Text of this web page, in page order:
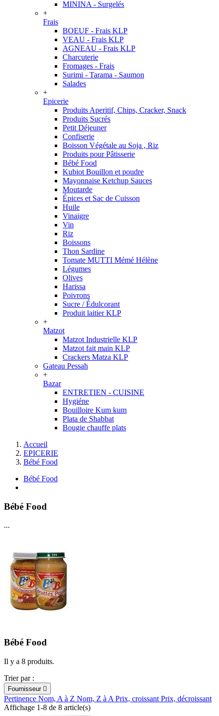
MININA - Surgelés
+
Frais
BOEUF - Frais KLP
VEAU - Frais KLP
AGNEAU - Frais KLP
Charcuterie
Fromages - Frais
Surimi - Tarama - Saumon
Salades
+
Epicerie
Produits Aperitif, Chips, Cracker, Snack
Produits Sucrés
Petit Déjeuner
Confiserie
Boisson Végétale au Soja , Riz
Produits pour Pâtisserie
Bébé Food
Kubiot Bouillon et poudre
Mayonnaise Ketchup Sauces
Moutarde
Épices et Sac de Cuisson
Huile
Vinaigre
Vin
Riz
Boissons
Thon Sardine
Tomate MUTTI Mémé Hélène
Légumes
Olives
Harissa
Poivrons
Sucre / Édulcorant
Produit laitier KLP
+
Matzot
Matzot Industrielle KLP
Matzot fait main KLP
Crackers Matza KLP
Gateau Pessah
+
Bazar
ENTRETIEN - CUISINE
Hygiéne
Bouilloire Kum kum
Plata de Shabbat
Bougie chauffe plats
Accueil
EPICERIE
Bébé Food
Bébé Food
Bébé Food
...
Bébé Food
Il y a 8 produits.
Trier par :
Fournisseur 
Pertinence Nom, A à Z Nom, Z à A Prix, croissant Prix, décroissant
Affichage 1-8 de 8 article(s)